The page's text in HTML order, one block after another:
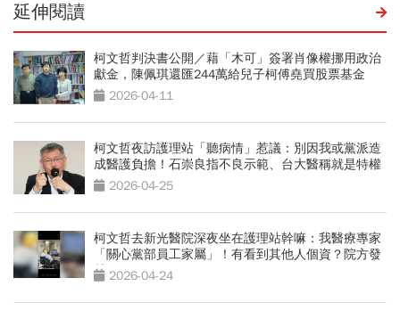
延伸閱讀
柯文哲判決書公開／藉「木可」簽署肖像權挪用政治
獻金，陳佩琪還匯244萬給兒子柯傅堯買股票基金
2026-04-11
柯文哲夜訪護理站「聽病情」惹議：別因我或黨派造
成醫護負擔！石崇良指不良示範、台大醫稱就是特權
2026-04-25
柯文哲去新光醫院深夜坐在護理站幹嘛：我醫療專家
「關心黨部員工家屬」！有看到其他人個資？院方發
聲 2026-04-24